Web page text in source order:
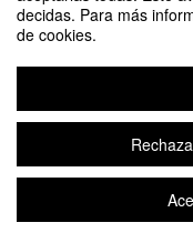
decidas. Para más
de cookies.
de Murcia
Organizado por Organizado